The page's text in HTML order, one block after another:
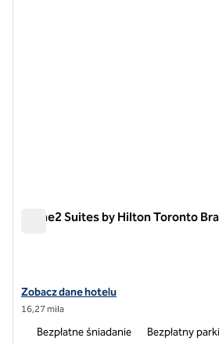
Home2 Suites by Hilton Toronto
Zobacz szczegóły hotelu Home2 Suites
Zobacz dane hotelu
16,27 mila
Bezpłatne śniadanie Bezpłatny